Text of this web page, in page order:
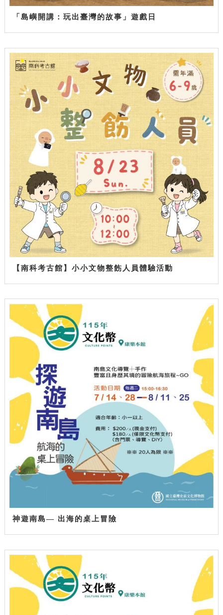
「島嶼開講：玩出臺灣的故事」遊戲日
【南科考古館】小小文物整飭人員體驗活動
神遊南島— 出海的桌上冒險